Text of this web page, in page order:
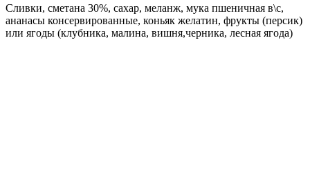
Сливки, сметана 30%, сахар, меланж, мука пшеничная в\с,
ананасы консервированные, коньяк желатин, фрукты (персик)
или ягоды (клубника, малина, вишня,черника, лесная ягода)